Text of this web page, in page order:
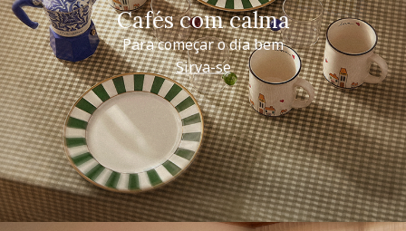
Cafés com calma
Para começar o dia bem
Sirva-se